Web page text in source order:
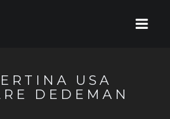
USA
DEDEMAN